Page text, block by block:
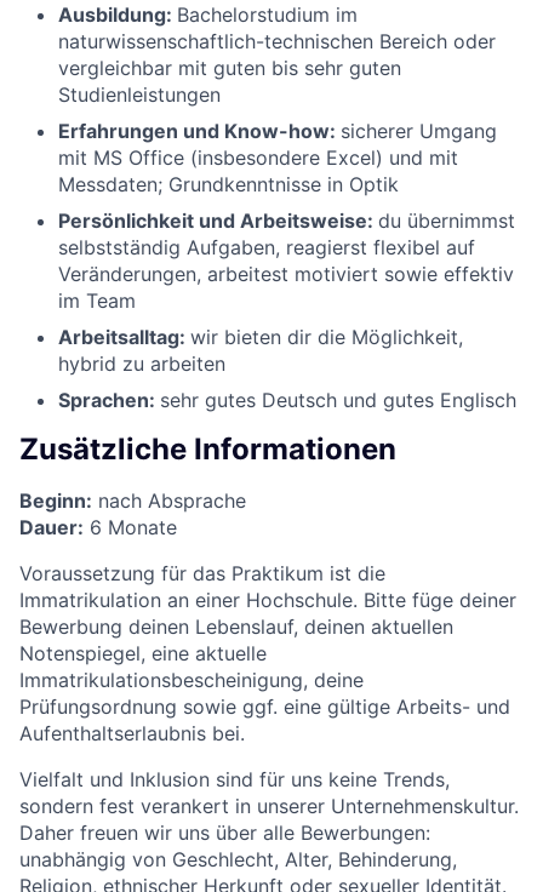
Ausbildung: Bachelorstudium im
naturwissenschaftlich-technischen Bereich oder
vergleichbar mit guten bis sehr guten
Studienleistungen
Erfahrungen und Know-how: sicherer Umgang
mit MS Office (insbesondere Excel) und mit
Messdaten; Grundkenntnisse in Optik
Persönlichkeit und Arbeitsweise: du übernimmst
selbstständig Aufgaben, reagierst flexibel auf
Veränderungen, arbeitest motiviert sowie effektiv
im Team
Arbeitsalltag: wir bieten dir die Möglichkeit,
hybrid zu arbeiten
Sprachen: sehr gutes Deutsch und gutes Englisch
Zusätzliche Informationen
Beginn: nach Absprache
Dauer: 6 Monate
Voraussetzung für das Praktikum ist die
Immatrikulation an einer Hochschule. Bitte füge deiner
Bewerbung deinen Lebenslauf, deinen aktuellen
Notenspiegel, eine aktuelle
Immatrikulationsbescheinigung, deine
Prüfungsordnung sowie ggf. eine gültige Arbeits- und
Aufenthaltserlaubnis bei.
Vielfalt und Inklusion sind für uns keine Trends,
sondern fest verankert in unserer Unternehmenskultur.
Daher freuen wir uns über alle Bewerbungen:
unabhängig von Geschlecht, Alter, Behinderung,
Religion, ethnischer Herkunft oder sexueller Identität.